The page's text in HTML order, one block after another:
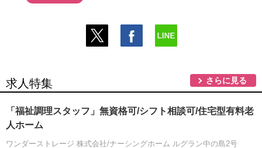
求人特集 さらに見る
「福祉調理スタッフ」無資格可/シフト相談可/住宅型有料老
人ホーム
ワンダーストレージ 株式会社/ナーシングホーム ルグラン中の島2号